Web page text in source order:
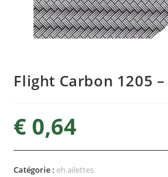
Flight Carbon 1205
€ 0,64
Catégorie : eh ailettes